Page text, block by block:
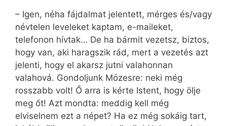
– Igen, néha fájdalmat jelentett, mérges és/vagy
névtelen leveleket kaptam, e-maileket,
telefonon hívtak… De ha bármit vezetsz, biztos,
hogy van, aki haragszik rád, mert a vezetés azt
jelenti, hogy el akarsz jutni valahonnan
valahová. Gondoljunk Mózesre: neki még
rosszabb volt! Ő arra is kérte Istent, hogy ölje
meg őt! Azt mondta: meddig kell még
elviselnem ezt a népet? Ha ez még sokáig tart,